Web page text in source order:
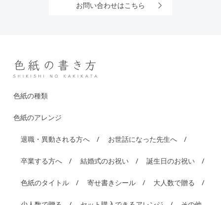
お問い合わせはこちら
色紙の種類
色紙のアレンジ
退職・異動される方へ お世話になった先生へ
卒業する方へ 結婚式のお祝い 誕生日のお祝い
色紙のタイトル 寄せ書きシール 大人数で贈る